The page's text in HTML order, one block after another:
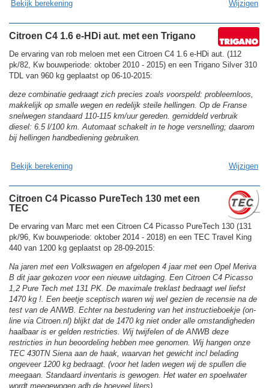
Bekijk berekening Wijzigen
Citroen C4 1.6 e-HDi aut. met een Trigano
De ervaring van rob meloen met een Citroen C4 1.6 e-HDi aut. (112
pk/82, Kw bouwperiode: oktober 2010 - 2015) en een Trigano Silver 310
TDL van 960 kg geplaatst op 06-10-2015:
deze combinatie gedraagt zich precies zoals voorspeld: probleemloos,
makkelijk op smalle wegen en redelijk steile hellingen. Op de Franse
snelwegen standaard 110-115 km/uur gereden. gemiddeld verbruik
diesel: 6.5 l/100 km. Automaat schakelt in te hoge versnelling; daarom
bij hellingen handbediening gebruiken.
Bekijk berekening Wijzigen
Citroen C4 Picasso PureTech 130 met een
TEC
De ervaring van Marc met een Citroen C4 Picasso PureTech 130 (131
pk/96, Kw bouwperiode: oktober 2014 - 2018) en een TEC Travel King
440 van 1200 kg geplaatst op 28-09-2015:
Na jaren met een Volkswagen en afgelopen 4 jaar met een Opel Meriva
B dit jaar gekozen voor een nieuwe uitdaging. Een Citroen C4 Picasso
1,2 Pure Tech met 131 PK. De maximale treklast bedraagt wel liefst
1470 kg !. Een beetje sceptisch waren wij wel gezien de recensie na de
test van de ANWB. Echter na bestudering van het instructieboekje (on-
line via Citroen.nl) blijkt dat de 1470 kg niet onder alle omstandigheden
haalbaar is er gelden restricties. Wij twijfelen of de ANWB deze
restricties in hun beoordeling hebben mee genomen. Wij hangen onze
TEC 430TN Siena aan de haak, waarvan het gewicht incl belading
ongeveer 1200 kg bedraagt. (voor het laden wegen wij de spullen die
meegaan. Standaard inventaris is gewogen. Het water en spoelwater
wordt meegewogen adh de hoeveel liters)